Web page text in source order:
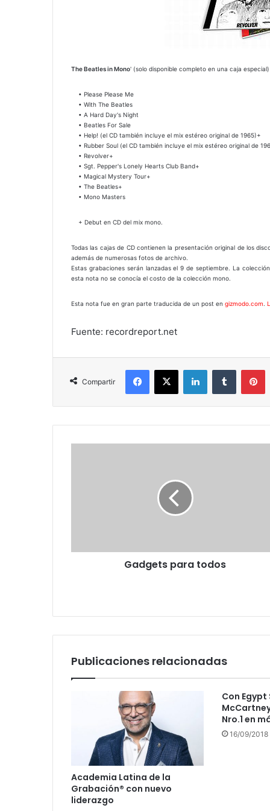
The Beatles in Mono' (solo disponible completo en una caja especial)
• Please Please Me
• With The Beatles
• A Hard Day's Night
• Beatles For Sale
• Help! (el CD también incluye el mix estéreo original de 1965)+
• Rubber Soul (el CD también incluye el mix estéreo original de
• Revolver+
• Sgt. Pepper's Lonely Hearts Club Band+
• Magical Mystery Tour+
• The Beatles+
• Mono Masters
+ Debut en CD del mix mono.
Todas las cajas de CD contienen la presentación original de los
además de numerosas fotos de archivo.
Estas grabaciones serán lanzadas el 9 de septiembre. La
esta nota no se conocía el costo de la colección mono.
Esta nota fue en gran parte traducida de un post en gizmodo.com
Fuente: recordreport.net
Compartir
Facebook
X LinkedInTumblr
Gadgets para todos
Publicaciones relacionadas
Academia Latina de la
Grabación® con nuevo
liderazgo
Con
Nro.1 en
16/09/2018